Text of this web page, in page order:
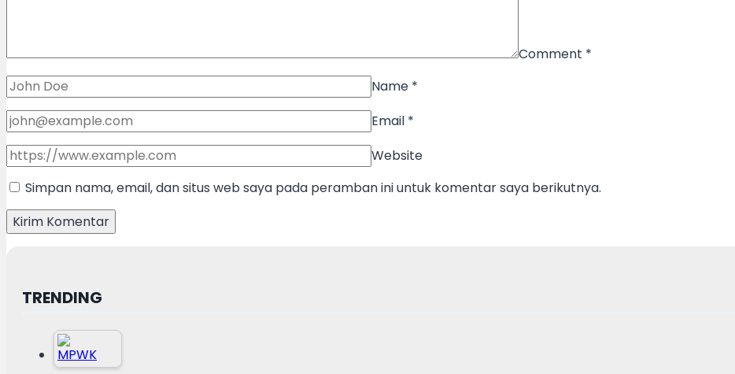
Comment *
Name *
Email *
Website
Simpan nama, email, dan situs web saya pada peramban ini untuk komentar saya berikutnya.
TRENDING